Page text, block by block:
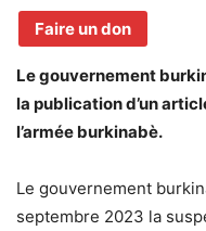
Faire un don
Le gouvernement
la publication d’un
l’armée burkinabè.
Le gouvernement
septembre 2023 la